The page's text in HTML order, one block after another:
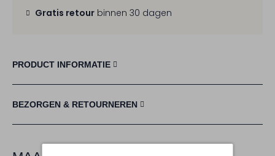
Gratis retour binnen 30 dagen
PRODUCT INFORMATIE
BEZORGEN & RETOURNEREN